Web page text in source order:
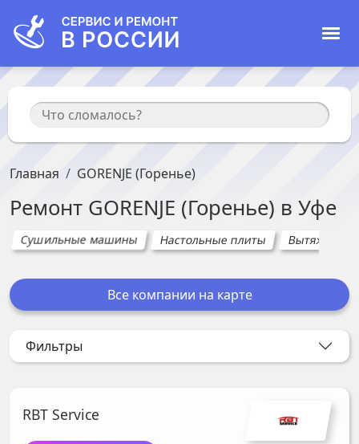
Главная GORENJE (Горенье)
Ремонт GORENJE (Горенье) в Уфе
Сушильные машины Настольные плиты Вытяжки
RBT Service
Все компании на карте
Фильтры